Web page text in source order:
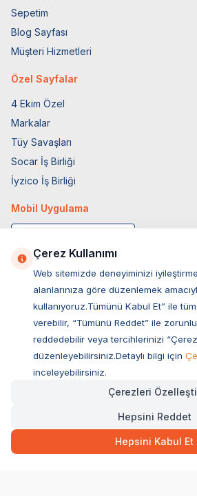
39,20
Sepetim
Blog Sayfası
Müşteri Hizmetleri
Özel Sayfalar
4 Ekim Özel
Markalar
Tüy Savaşları
Socar İş Birliği
İyzico İş Birliği
Mobil Uygulama
Müşteri Hizmetleri
Sıkça Sorulan
Ovacık Mah. Hacıoğlu Sok. No:13
Müşteri Destek Hattı
Çerez Kullanımı
Web sitemizde deneyiminizi
alanlarınıza göre düzenlemek
kullanıyoruz.Tümünü Kabul Et” ile
verebilir, “Tümünü Reddet” ile
reddedebilir veya tercihlerinizi
düzenleyebilirsiniz.Detaylı bilgi için
inceleyebilirsiniz.
Çerezleri
Hepsini Reddet
Hepsini Kabul Et